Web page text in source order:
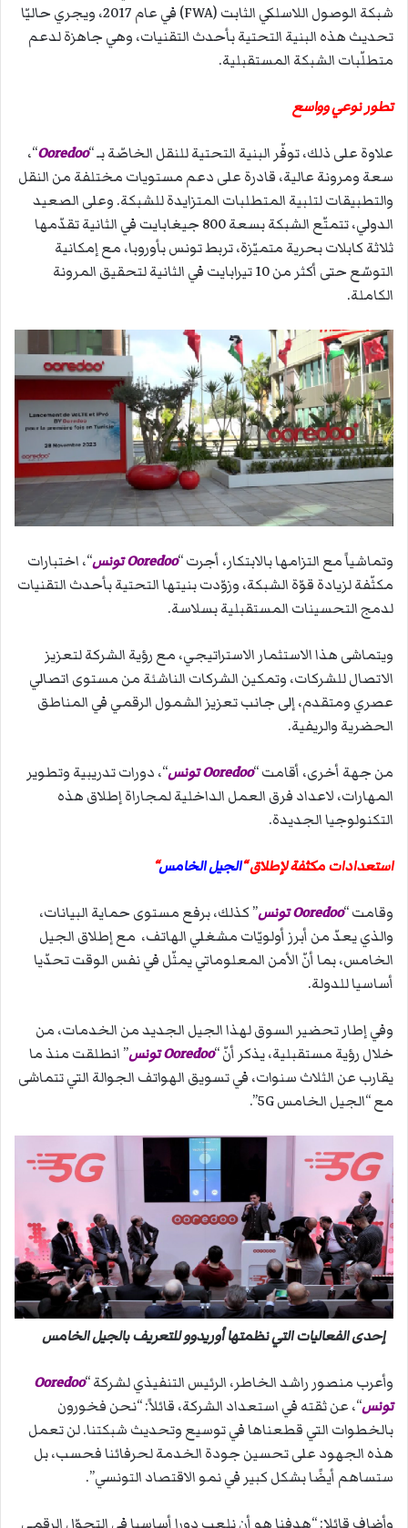
شبكة الوصول اللاسلكي الثابت (FWA) في عام 2017، ويجري حاليّا
تحديث هذه البنية التحتية بأحدث التقنيات، وهي جاهزة لدعم
متطلّبات الشبكة المستقبلية.
تطور نوعي وواسع
علاوة على ذلك، توفّر البنية التحتية للنقل الخاصّة بـ “Ooredoo“،
سعة ومرونة عالية، قادرة على دعم مستويات مختلفة من النقل
والتطبيقات لتلبية المتطلبات المتزايدة للشبكة. وعلى الصعيد
الدولي، تتمتّع الشبكة بسعة 800 جيغابايت في الثانية تقدّمها
ثلاثة كابلات بحرية متميّزة، تربط تونس بأوروبا، مع إمكانية
التوسّع حتى أكثر من 10 تيرابايت في الثانية لتحقيق المرونة
الكاملة.
وتماشياً مع التزامها بالابتكار، أجرت “Ooredoo تونس
“، اختبارات
مكثّفة لزيادة قوّة الشبكة، وزوّدت بنيتها التحتية بأحدث التقنيات
لدمج التحسينات المستقبلية بسلاسة.
ويتماشى هذا الاستثمار الاستراتيجي، مع رؤية الشركة لتعزيز
الاتصال للشركات، وتمكين الشركات الناشئة من مستوى اتصالي
عصري ومتقدم، إلى جانب تعزيز الشمول الرقمي في المناطق
الحضرية والريفية.
من جهة أخرى، أقامت “Ooredoo تونس
“، دورات تدريبية وتطوير
المهارات، لاعداد فرق العمل الداخلية لمجاراة إطلاق هذه
التكنولوجيا الجديدة.
استعدادات مكثفة لإطلاق “الجيل الخامس“
وقامت “Ooredoo تونس
” كذلك، برفع مستوى حماية البيانات،
والذي يعدّ من أبرز أولويّات مشغلي الهاتف، مع إطلاق الجيل
الخامس، بما أنّ الأمن المعلوماتي يمثّل في نفس الوقت تحدّيا
أساسيا للدولة.
وفي إطار تحضير السوق لهذا الجيل الجديد من الخدمات، من
خلال رؤية مستقبلية، يذكر أنّ “Ooredoo تونس
” انطلقت منذ ما
يقارب عن الثلاث سنوات، في تسويق الهواتف الجوالة التي تتماشى
مع “الجيل الخامس 5G”.
إحدى الفعاليات التي نظمتها أوريدوو للتعريف بالجيل الخامس
وأعرب منصور راشد الخاطر، الرئيس التنفيذي لشركة “Ooredoo
تونس“، عن ثقته في استعداد الشركة، قائلاً: “نحن فخورون
بالخطوات التي قطعناها في توسيع وتحديث شبكتنا. لن تعمل
هذه الجهود على تحسين جودة الخدمة لحرفائنا فحسب، بل
ستساهم أيضًا بشكل كبير في نمو الاقتصاد التونسي”.
وأضاف قائلا: “هدفنا هو أن نلعب دورا أساسيا في التحوّل الرقمي